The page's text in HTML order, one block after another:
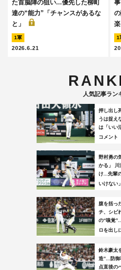
た首脳陣の狙い...優先した柳町
達の“能力”「チャンスがあるな
と」
1軍
2026.6.21
1
人気記事ラン
押し出し
うは捉え
は「いい
コメント
野村勇の
かる」 川
け...先輩
いけない
腹を括っ
チ、シビ
の“嗅覚
ロを出し
鈴木豪太
造”...防
点直後の